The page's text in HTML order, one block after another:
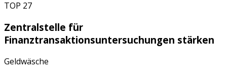
TOP 27
Zentralstelle für
Finanztransaktionsuntersuchungen stärken
Geldwäsche